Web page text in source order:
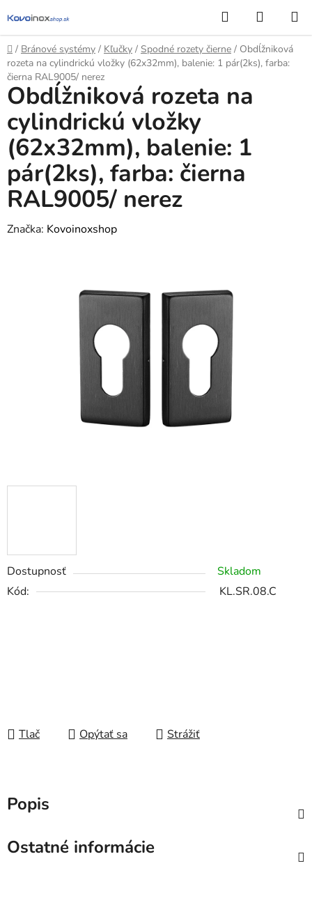
na
obsah
Hľadať
KOŠÍK
Domov
/ Bránové systémy / Kľučky / Spodné rozety čierne / Obdĺžniková
rozeta na cylindrickú vložky (62x32mm), balenie: 1 pár(2ks), farba:
čierna RAL9005/ nerez
Dostupnosť
Skladom
Kód:
KL.SR.08.C
Tlač Opýtať sa Strážiť
Obdĺžniková rozeta na
cylindrickú vložky
(62x32mm), balenie: 1
pár(2ks), farba: čierna
RAL9005/ nerez
Značka: Kovoinoxshop
Popis
Ostatné informácie